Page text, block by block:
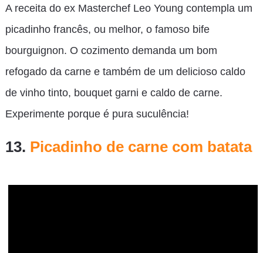
A receita do ex Masterchef Leo Young contempla um
picadinho francês, ou melhor, o famoso bife
bourguignon. O cozimento demanda um bom
refogado da carne e também de um delicioso caldo
de vinho tinto, bouquet garni e caldo de carne.
Experimente porque é pura suculência!
13. Picadinho de carne com batata